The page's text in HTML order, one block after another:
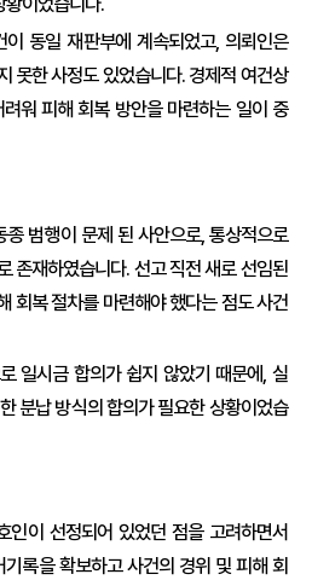
동일 재판부에 계속되었고, 의뢰인은
못한 사정도 있었습니다. 경제적 여건상
워 피해 회복 방안을 마련하는 일이 중
범행이 문제 된 사안으로, 통상적으로
존재하였습니다. 선고 직전 새로 선임된
회복 절차를 마련해야 했다는 점도 사건
일시금 합의가 쉽지 않았기 때문에, 실
분납 방식의 합의가 필요한 상황이었습
인이 선정되어 있었던 점을 고려하면서
록을 확보하고 사건의 경위 및 피해 회